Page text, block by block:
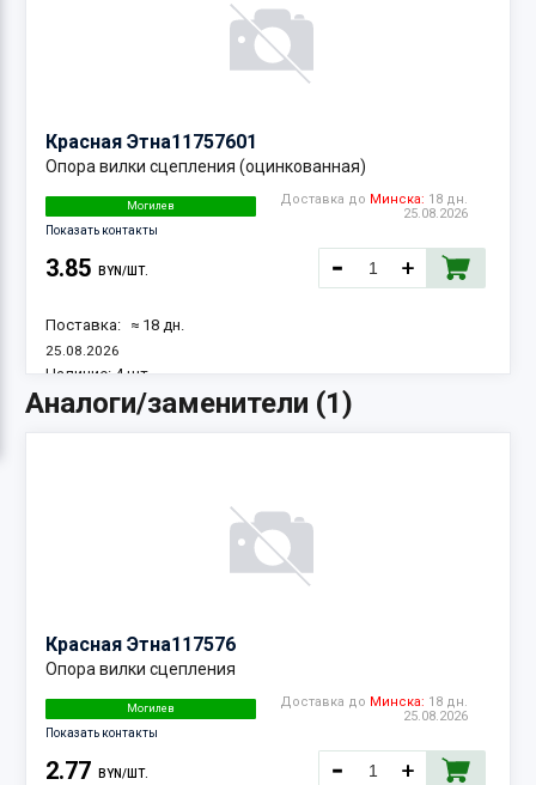
Красная Этна11757601
Опора вилки сцепления (оцинкованная)
Могилев
Показать контакты
Доставка до Минска: 18 дн.
25.08.2026
3.85 BYN/ШТ.
Поставка: ≈ 18 дн.
25.08.2026
Наличие: 4 шт.
Аналоги/заменители (1)
Красная Этна117576
Опора вилки сцепления
Могилев
Показать контакты
Доставка до Минска: 18 дн.
25.08.2026
2.77 BYN/ШТ.